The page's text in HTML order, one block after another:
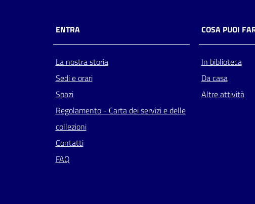
ENTRA
La nostra storia
Sedi e orari
Spazi
Regolamento - Carta dei servizi e delle
collezioni
Contatti
FAQ
COSA PUOI
In biblioteca
Da casa
Altre attività